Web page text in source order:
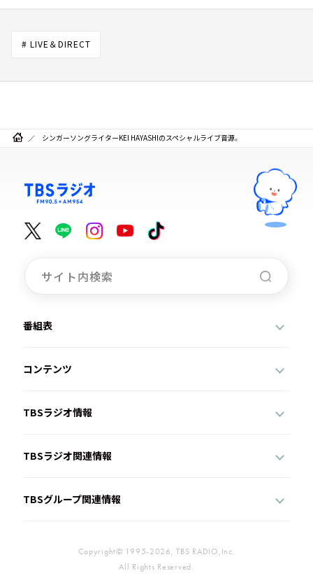
# LIVE＆DIRECT
シンガーソングライターKEI HAYASHIのスペシャルライブ音源。
番組表
コンテンツ
TBSラジオ情報
TBSラジオ関連情報
TBSグループ関連情報
Copyright© 1995-2026, TBS RADIO,Inc.
All Rights Reserved.